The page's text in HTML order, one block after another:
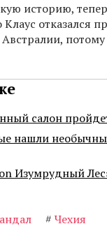
историю,
отказался
салон
нашли
Изумрудный
# Чехия